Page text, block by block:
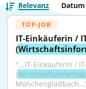
Relevanz Datum
TOP-JOB
IT-Einkäuferin /
(
"...IT-Einkäuferin /
(